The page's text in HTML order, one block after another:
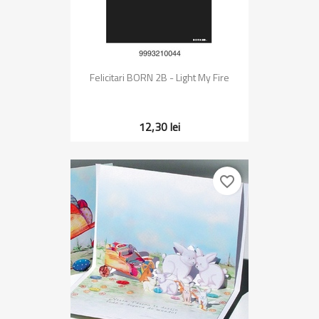
Felicitari BORN 2B - Light My Fire
12,30 lei
favorite_border